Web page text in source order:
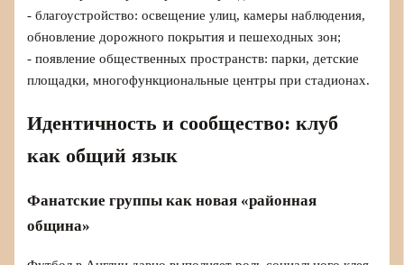
- благоустройство: освещение улиц, камеры наблюдения,
обновление дорожного покрытия и пешеходных зон;
- появление общественных пространств: парки, детские
площадки, многофункциональные центры при стадионах.
Идентичность и сообщество: клуб
как общий язык
Фанатские группы как новая «районная
община»